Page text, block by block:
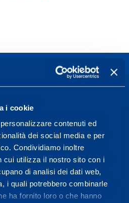
i cookie
contenuti ed
dei social media e per
Condividiamo inoltre
cui utilizza il nostro sito con i
di analisi dei dati web,
i quali potrebbero combinarle
ha fornito loro o che hanno
- Via Busto Fagnano 38,
Italia.
o avere ulteriori
+39 0331 575757 da
e 14.30-17.30.